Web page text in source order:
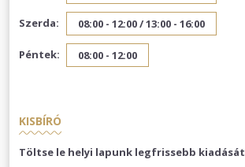
Szerda: 08:00 - 12:00 /13:00 - 16:00
Péntek: 08:00 - 12:00
KISBÍRÓ
Töltse le helyi lapunk legfrissebb kiadását